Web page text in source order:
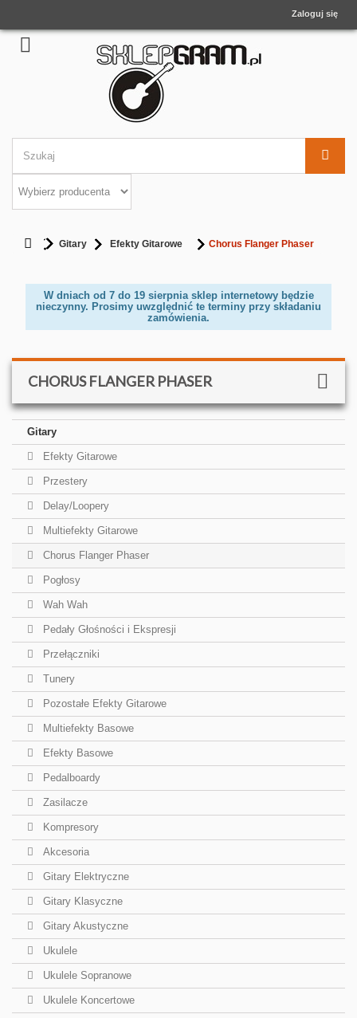
Zaloguj się
Gitary Efekty Gitarowe Chorus Flanger Phaser
W dniach od 7 do 19 sierpnia sklep internetowy będzie
nieczynny. Prosimy uwzględnić te terminy przy składaniu
zamówienia.
CHORUS FLANGER PHASER
Gitary
Efekty Gitarowe
Przestery
Delay/Loopery
Multiefekty Gitarowe
Chorus Flanger Phaser
Pogłosy
Wah Wah
Pedały Głośności i Ekspresji
Przełączniki
Tunery
Pozostałe Efekty Gitarowe
Multiefekty Basowe
Efekty Basowe
Pedalboardy
Zasilacze
Kompresory
Akcesoria
Gitary Elektryczne
Gitary Klasyczne
Gitary Akustyczne
Ukulele
Ukulele Sopranowe
Ukulele Koncertowe